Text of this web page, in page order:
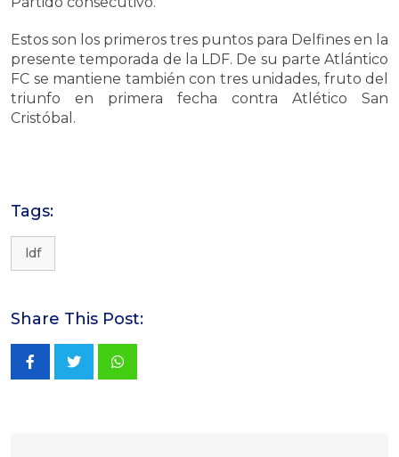
Estos son los primeros tres puntos para Delfines en la
presente temporada de la LDF. De su parte Atlántico
FC se mantiene también con tres unidades, fruto del
triunfo en primera fecha contra Atlético San
Cristóbal.
Tags:
ldf
Share This Post:
Whatsapp